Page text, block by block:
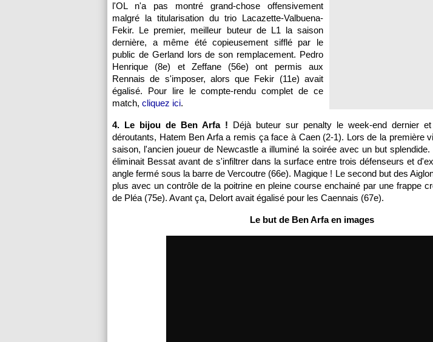
l'OL n'a pas montré grand-chose offensivement
malgré la titularisation du trio Lacazette-Valbuena-
Fekir. Le premier, meilleur buteur de L1 la saison
dernière, a même été copieusement sifflé par le
public de Gerland lors de son remplacement. Pedro
Henrique (8e) et Zeffane (56e) ont permis aux
Rennais de s'imposer, alors que Fekir (11e) avait
égalisé. Pour lire le compte-rendu complet de ce
match, cliquez ici.
4. Le bijou de Ben Arfa ! Déjà buteur sur penalty le week-end dernier
déroutants, Hatem Ben Arfa a remis ça face à Caen (2-1). Lors de la première
saison, l'ancien joueur de Newcastle a illuminé la soirée avec un but splendide.
éliminait Bessat avant de s'infiltrer dans la surface entre trois défenseurs et
angle fermé sous la barre de Vercoutre (66e). Magique ! Le second but des
plus avec un contrôle de la poitrine en pleine course enchainé par une frappe
de Pléa (75e). Avant ça, Delort avait égalisé pour les Caennais (67e).
Le but de Ben Arfa en images